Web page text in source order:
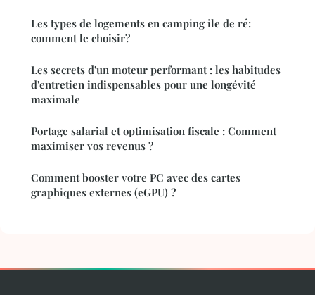
Les types de logements en camping ile de ré:
comment le choisir?
Les secrets d'un moteur performant : les habitudes
d'entretien indispensables pour une longévité
maximale
Portage salarial et optimisation fiscale : Comment
maximiser vos revenus ?
Comment booster votre PC avec des cartes
graphiques externes (eGPU) ?